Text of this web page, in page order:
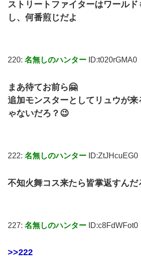
ストリートファイターはワール
し、何番煎じだよ
220: 名無しのハンター ID:t020rGMA0
まあ待てお前ら🤗
追加モンスターとしてリュウが来
ゃないだろ？😉
222: 名無しのハンター ID:ZtJHcuEG0
不知火舞コス来たら皆掌返すんだ
227: 名無しのハンター ID:c8FdWFot0
>>222